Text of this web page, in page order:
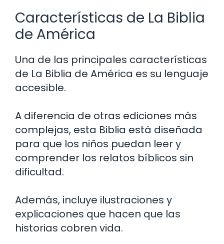
Características de La Biblia
de América
Una de las principales características
de La Biblia de América es su lenguaje
accesible.
A diferencia de otras ediciones más
complejas, esta Biblia está diseñada
para que los niños puedan leer y
comprender los relatos bíblicos sin
dificultad.
Además, incluye ilustraciones y
explicaciones que hacen que las
historias cobren vida.